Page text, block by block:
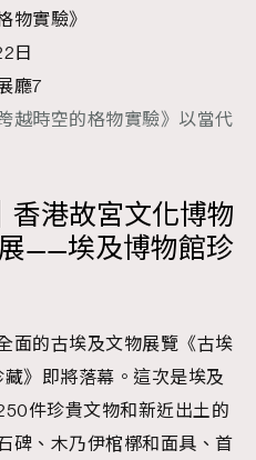
實驗》
日
廳7
越時空的格物實驗》以當代
香港故宮文化博物
——埃及博物館珍
面的古埃及文物展覽《古埃
》即將落幕。這次是埃及
件珍貴文物和新近出土的
碑、木乃伊棺槨和面具、首